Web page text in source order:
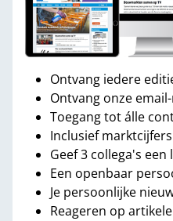
Ontvang iedere
Ontvang onze
Toegang tot álle
Inclusief
Geef 3 collega's een
Een openbaar
Je persoonlijke
Reageren op